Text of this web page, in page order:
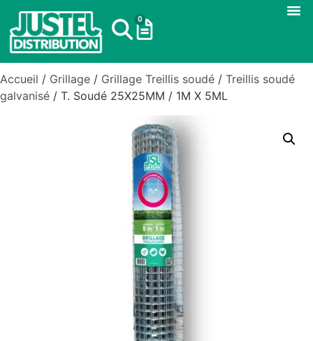
0
Accueil / Grillage / Grillage Treillis soudé / Treillis soudé
galvanisé / T. Soudé 25X25MM / 1M X 5ML